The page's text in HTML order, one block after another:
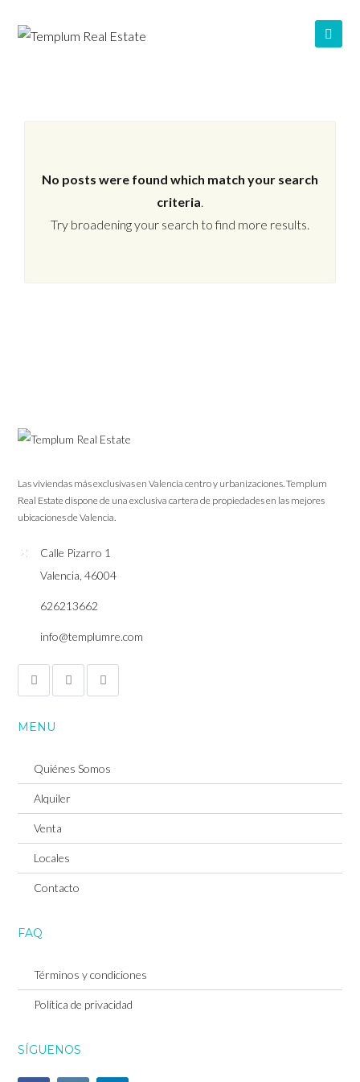
No posts were found which match your search
criteria.
Try broadening your search to find more results.
Las viviendas más exclusivas en Valencia centro y urbanizaciones. Templum
Real Estate dispone de una exclusiva cartera de propiedades en las mejores
ubicaciones de Valencia.
Calle Pizarro 1
Valencia, 46004
626213662
info@templumre.com
MENU
Quiénes Somos
Alquiler
Venta
Locales
Contacto
FAQ
Términos y condiciones
Política de privacidad
SÍGUENOS